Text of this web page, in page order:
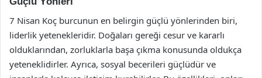
7 Nisan Koç burcunun en belirgin güçlü yönlerinden biri,
liderlik yetenekleridir. Doğaları gereği cesur ve kararlı
olduklarından, zorluklarla başa çıkma konusunda oldukça
yeteneklidirler. Ayrıca, sosyal becerileri güçlüdür ve